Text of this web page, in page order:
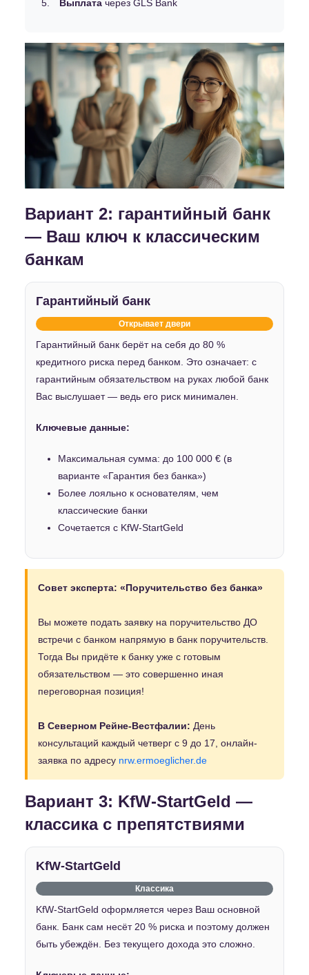
Выплата через GLS Bank
Вариант 2: гарантийный банк
— Ваш ключ к классическим
банкам
Гарантийный банк
Открывает двери
Гарантийный банк берёт на себя до 80 %
кредитного риска перед банком. Это означает: с
гарантийным обязательством на руках любой банк
Вас выслушает — ведь его риск минимален.
Ключевые данные:
Максимальная сумма: до 100 000 € (в
варианте «Гарантия без банка»)
Более лояльно к основателям, чем
классические банки
Сочетается с KfW-StartGeld
Совет эксперта: «Поручительство без банка»
Вы можете подать заявку на поручительство ДО
встречи с банком напрямую в банк поручительств.
Тогда Вы придёте к банку уже с готовым
обязательством — это совершенно иная
переговорная позиция!
В Северном Рейне-Вестфалии: День
консультаций каждый четверг с 9 до 17, онлайн-
заявка по адресу nrw.ermoeglicher.de
Вариант 3: KfW-StartGeld —
классика с препятствиями
KfW-StartGeld
Классика
KfW-StartGeld оформляется через Ваш основной
банк. Банк сам несёт 20 % риска и поэтому должен
быть убеждён. Без текущего дохода это сложно.